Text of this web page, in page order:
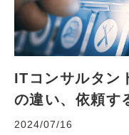
ITコンサルタン
の違い、依頼す
2024/07/16